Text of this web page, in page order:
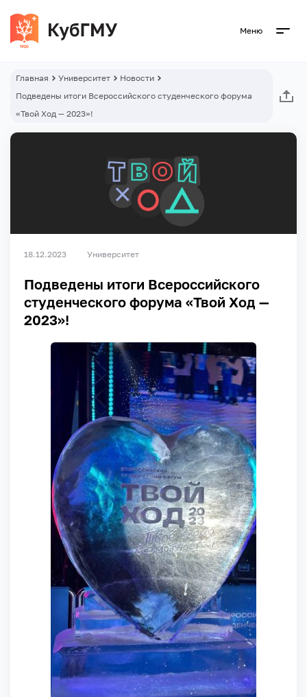
Меню
Главная Университет
Новости
Подведены итоги Всероссийского студенческого форума
«Твой Ход — 2023»!
18.12.2023 Университет
Подведены итоги Всероссийского
студенческого форума «Твой Ход —
2023»!